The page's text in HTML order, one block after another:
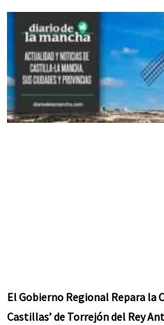
El Gobierno Regional Repara la
Castillas’ de Torrejón del Rey